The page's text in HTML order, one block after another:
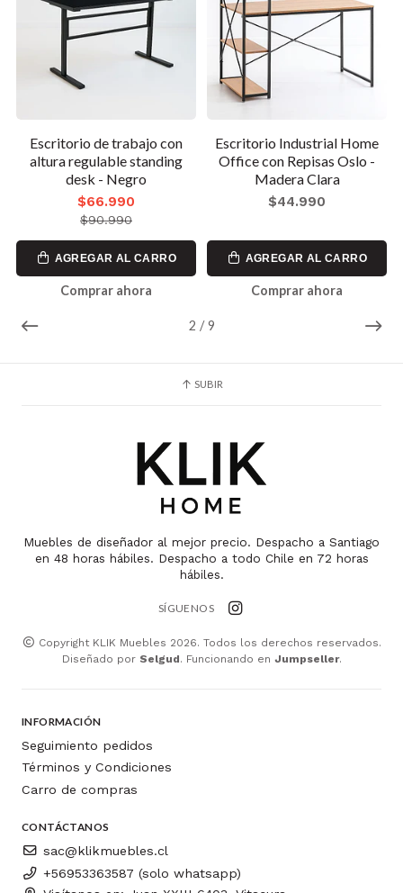
2 / 9
Escritorio de trabajo con
altura regulable standing
desk - Negro
$66.990
$90.990
AGREGAR AL CARRO
Comprar ahora
Escritorio Industrial Home
Office con Repisas Oslo -
Madera Clara
$44.990
AGREGAR AL CARRO
Comprar ahora
SUBIR
Muebles de diseñador al mejor precio. Despacho a Santiago
en 48 horas hábiles. Despacho a todo Chile en 72 horas
hábiles.
SÍGUENOS
Copyright KLIK Muebles 2026. Todos los derechos reservados.
Diseñado por Selgud. Funcionando en Jumpseller.
INFORMACIÓN
Seguimiento pedidos
Términos y Condiciones
Carro de compras
CONTÁCTANOS
sac@klikmuebles.cl
+56953363587 (solo whatsapp)